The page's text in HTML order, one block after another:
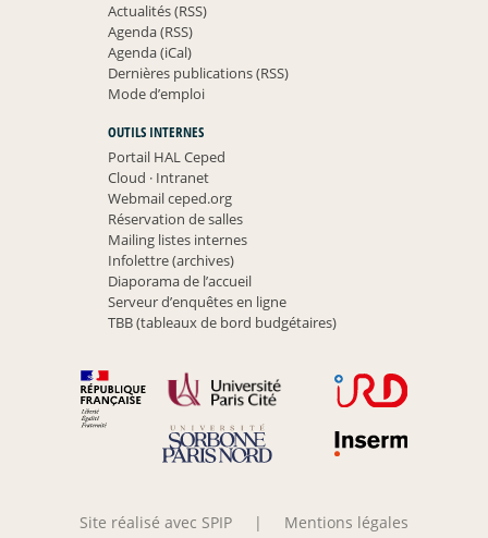
Actualités (RSS)
Agenda (RSS)
Agenda (iCal)
Dernières publications (RSS)
Mode d’emploi
OUTILS INTERNES
Portail HAL Ceped
Cloud ·Intranet
Webmail ceped.org
Réservation de salles
Mailing listes internes
Infolettre (archives)
Diaporama de l’accueil
Serveur d’enquêtes en ligne
TBB (tableaux de bord budgétaires)
Site réalisé avec SPIP | Mentions légales